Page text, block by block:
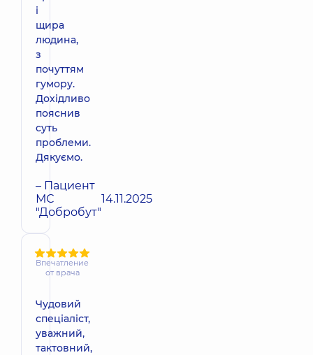
і
щира
людина,
з
почуттям
гумору.
Дохідливо
пояснив
суть
проблеми.
Дякуємо.
– Пациент
МС
"Добробут"
14.11.2025
Впечатление
от врача
Чудовий
спеціаліст,
уважний,
тактовний,